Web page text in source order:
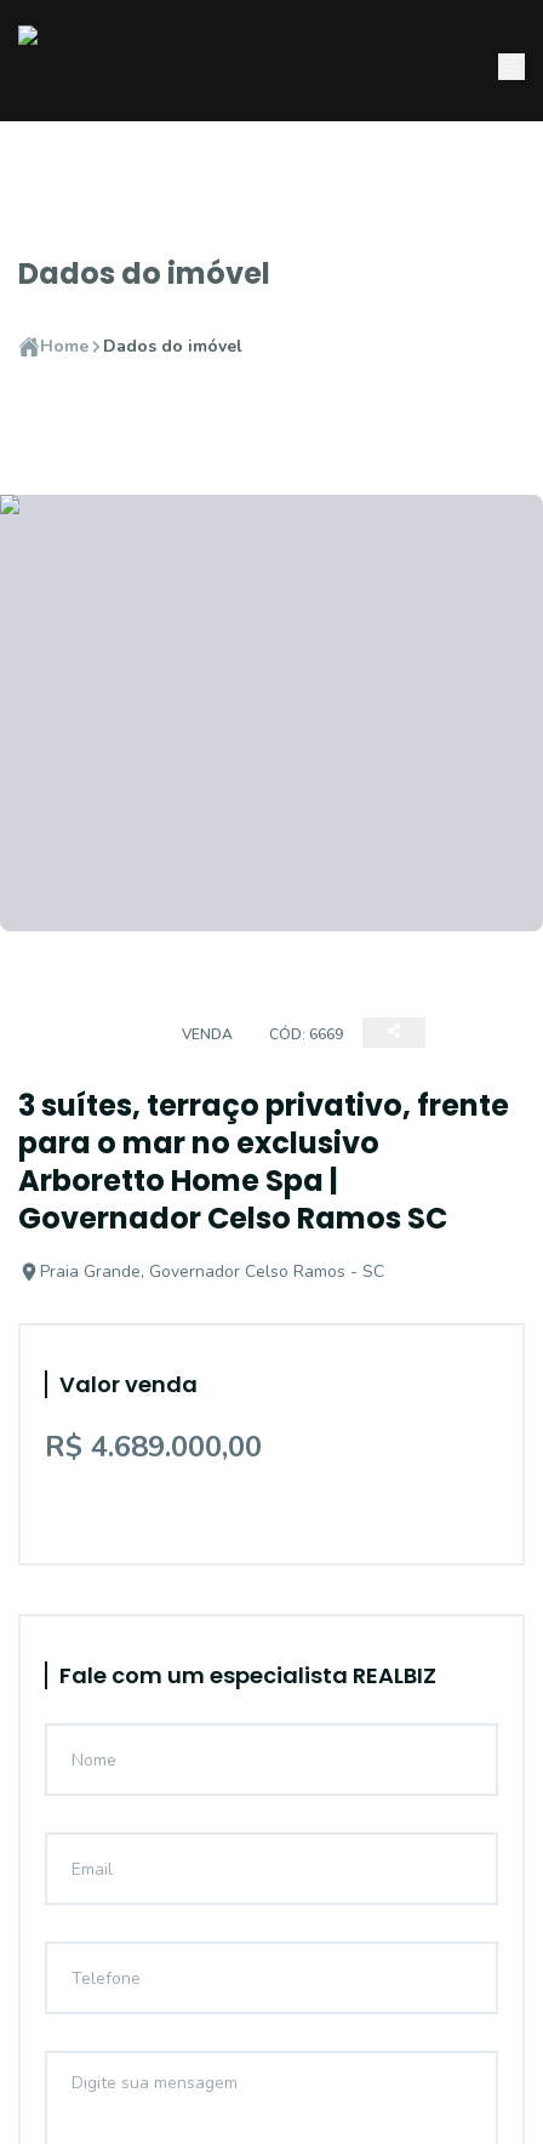
Dados do imóvel
Home Dados do imóvel
VENDA CÓD: 6669
3 suítes, terraço privativo, frente
para o mar no exclusivo
Arboretto Home Spa |
Governador Celso Ramos SC
Praia Grande, Governador Celso Ramos - SC
Valor venda
R$ 4.689.000,00
Fale com um especialista REALBIZ